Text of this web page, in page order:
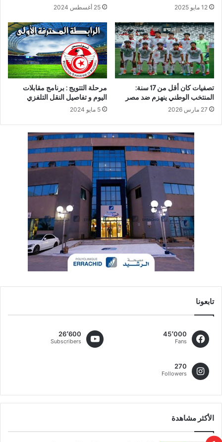
12 مايو 2025 25 أغسطس 2024
تصفيات كان أقل من 17 سنة:
المنتخب الوطني ينهزم ضد مصر
27 مارس 2026
مرحلة التتويج : برنامج مقابلات
اليوم و تفاصيل النقل التلفزي
5 مايو 2024
تابعونا
45٬000
Fans
26٬600
Subscribers
270
Followers
الأكثر مشاهدة